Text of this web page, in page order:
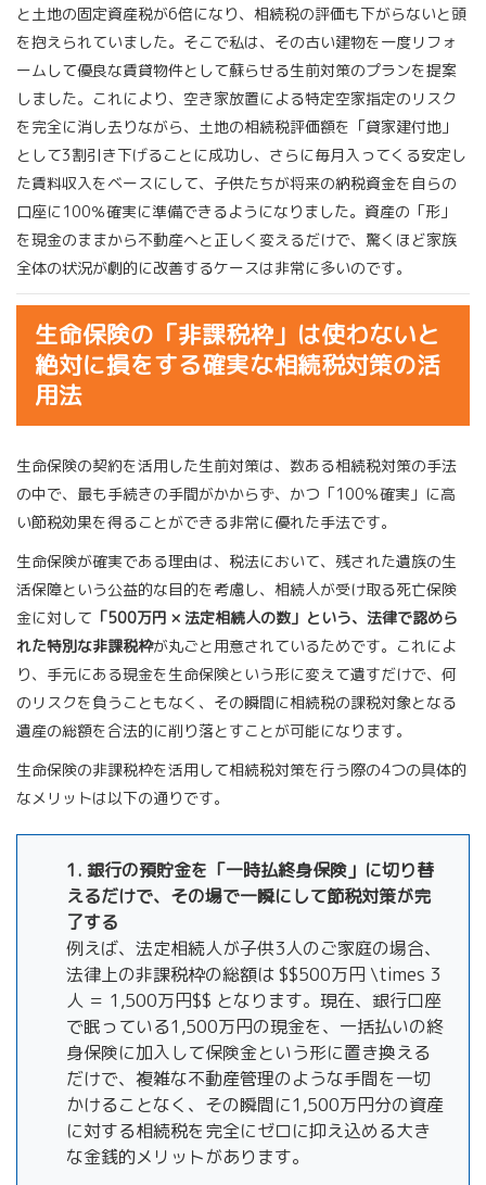
と土地の固定資産税が6倍になり、相続税の評価も下がらないと頭
を抱えられていました。そこで私は、その古い建物を一度リフォ
ームして優良な賃貸物件として蘇らせる生前対策のプランを提案
しました。これにより、空き家放置による特定空家指定のリスク
を完全に消し去りながら、土地の相続税評価額を「貸家建付地」
として3割引き下げることに成功し、さらに毎月入ってくる安定し
た賃料収入をベースにして、子供たちが将来の納税資金を自らの
口座に100％確実に準備できるようになりました。資産の「形」
を現金のままから不動産へと正しく変えるだけで、驚くほど家族
全体の状況が劇的に改善するケースは非常に多いのです。
生命保険の「非課税枠」は使わないと
絶対に損をする確実な相続税対策の活
用法
生命保険の契約を活用した生前対策は、数ある相続税対策の手法
の中で、最も手続きの手間がかからず、かつ「100％確実」に高
い節税効果を得ることができる非常に優れた手法です。
生命保険が確実である理由は、税法において、残された遺族の生
活保障という公益的な目的を考慮し、相続人が受け取る死亡保険
金に対して 「500万円 × 法定相続人の数」という、法律で認めら
れた特別な非課税枠が丸ごと用意されているためです。これによ
り、手元にある現金を生命保険という形に変えて遺すだけで、何
のリスクを負うこともなく、その瞬間に相続税の課税対象となる
遺産の総額を合法的に削り落とすことが可能になります。
生命保険の非課税枠を活用して相続税対策を行う際の4つの具体的
なメリットは以下の通りです。
1. 銀行の預貯金を「一時払終身保険」に切り替
えるだけで、その場で一瞬にして節税対策が完
了する
例えば、法定相続人が子供3人のご家庭の場合、
法律上の非課税枠の総額は $$500万円 \times 3
人 ＝ 1,500万円$$ となります。現在、銀行口座
で眠っている1,500万円の現金を、一括払いの終
身保険に加入して保険金という形に置き換える
だけで、複雑な不動産管理のような手間を一切
かけることなく、その瞬間に1,500万円分の資産
に対する相続税を完全にゼロに抑え込める大き
な金銭的メリットがあります。